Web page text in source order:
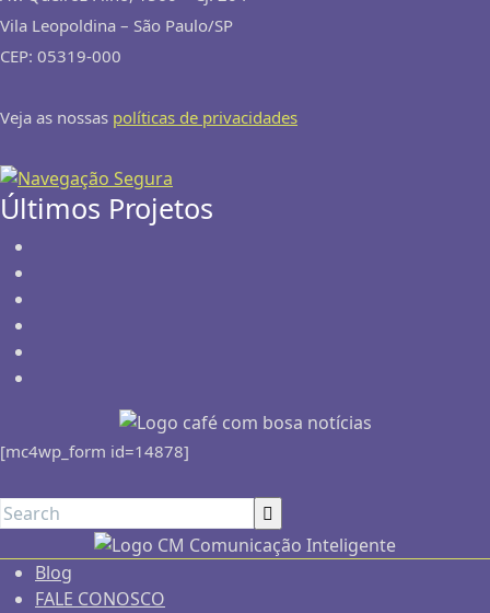
Vila Leopoldina – São Paulo/SP
CEP: 05319-000
Veja as nossas políticas de privacidades
Últimos Projetos
[mc4wp_form id=14878]
Blog
FALE CONOSCO